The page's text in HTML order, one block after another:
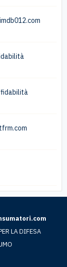
LA DIFESA